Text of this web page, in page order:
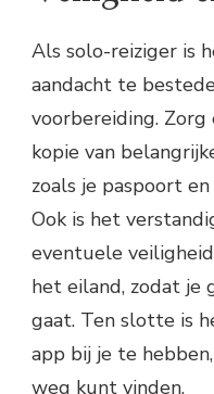
Als solo-reiziger is
aandacht te
voorbereiding.
kopie van
zoals je paspoort
Ook is het
eventuele
het eiland, zodat je
gaat. Ten slotte is
app bij je te
weg kunt vinden.